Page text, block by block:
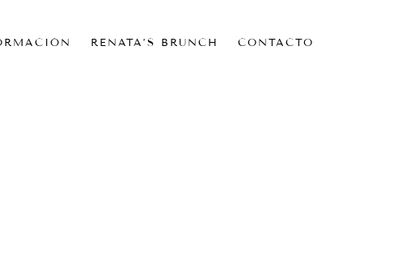
RENATA’S BRUNCH CONTACTO